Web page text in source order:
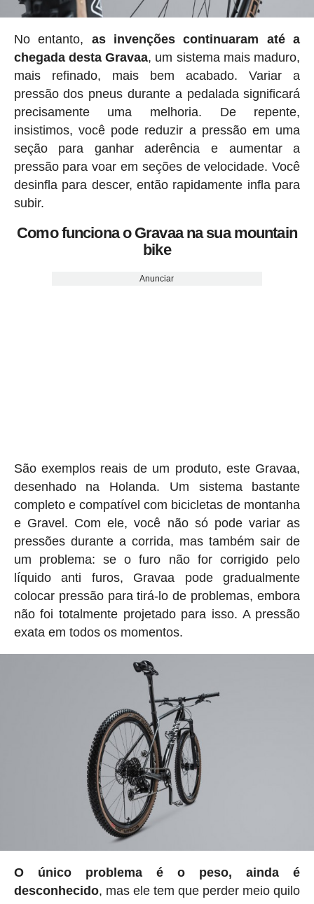
No entanto, as invenções continuaram até a
chegada desta Gravaa, um sistema mais maduro,
mais refinado, mais bem acabado. Variar a
pressão dos pneus durante a pedalada significará
precisamente uma melhoria. De repente,
insistimos, você pode reduzir a pressão em uma
seção para ganhar aderência e aumentar a
pressão para voar em seções de velocidade. Você
desinfla para descer, então rapidamente infla para
subir.
Como funciona o Gravaa na sua mountain
bike
Anunciar
São exemplos reais de um produto, este Gravaa,
desenhado na Holanda. Um sistema bastante
completo e compatível com bicicletas de montanha
e Gravel. Com ele, você não só pode variar as
pressões durante a corrida, mas também sair de
um problema: se o furo não for corrigido pelo
líquido anti furos, Gravaa pode gradualmente
colocar pressão para tirá-lo de problemas, embora
não foi totalmente projetado para isso. A pressão
exata em todos os momentos.
O único problema é o peso, ainda é
desconhecido, mas ele tem que perder meio quilo